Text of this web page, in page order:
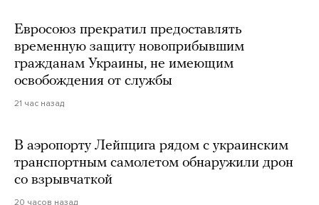
Евросоюз прекратил предоставлять
временную защиту новоприбывшим
гражданам Украины, не имеющим
освобождения от службы
21 час назад
В аэропорту Лейпцига рядом с украинским
транспортным самолетом обнаружили дрон
со взрывчаткой
20 часов назад